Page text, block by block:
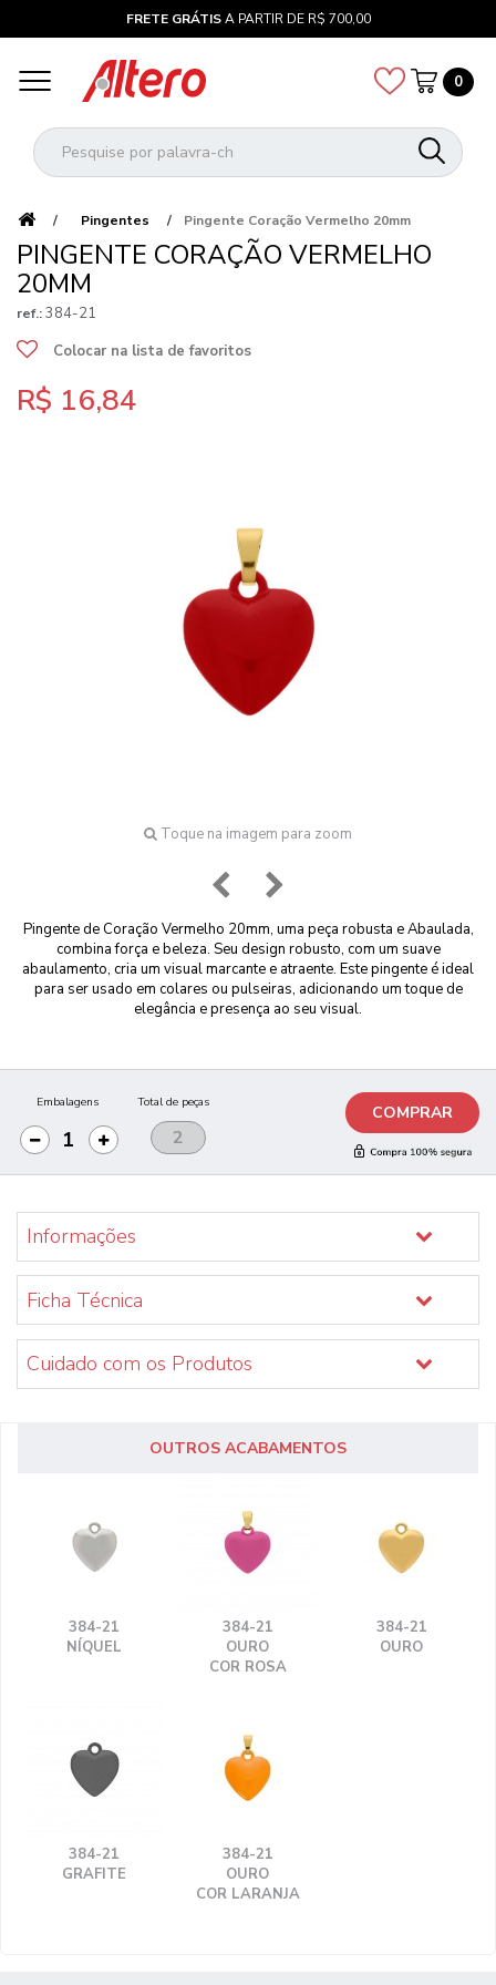
FRETE GRÁTISA PARTIR DE R$ 700,00
0
Pingentes Pingente Coração Vermelho 20mm
PINGENTE CORAÇÃO VERMELHO
20MM
ref.:384-21
Colocar na lista de favoritos
R$ 16,84
Toque na imagem para zoom
Pingente de Coração Vermelho 20mm, uma peça robusta e Abaulada,
combina força e beleza. Seu design robusto, com um suave
abaulamento, cria um visual marcante e atraente. Este pingente é ideal
para ser usado em colares ou pulseiras, adicionando um toque de
elegância e presença ao seu visual.
Embalagens Total de peças COMPRAR
Informações
Ficha Técnica
Cuidado com os Produtos
OUTROS ACABAMENTOS
384-21
NÍQUEL
384-21
OURO
COR ROSA
384-21
OURO
384-21
GRAFITE
384-21
OURO
COR LARANJA